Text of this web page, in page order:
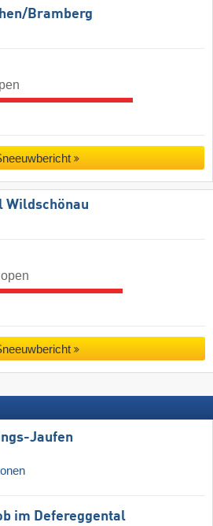
​Bramberg
Wildschönau
Jaufen
im Defereggental